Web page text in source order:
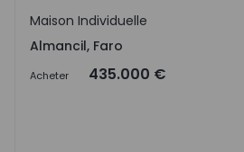
Almancil, Faro
Maison Individuelle
Almancil, Faro
Acheter 435.000 €